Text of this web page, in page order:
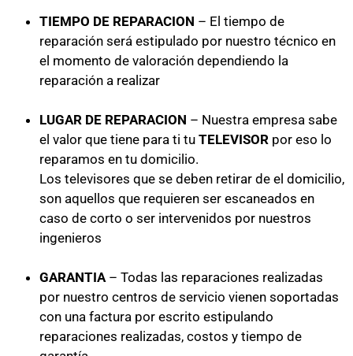
TIEMPO DE REPARACION – El tiempo de
reparación será estipulado por nuestro técnico en
el momento de valoración dependiendo la
reparación a realizar
LUGAR DE REPARACION – Nuestra empresa sabe
el valor que tiene para ti tu TELEVISOR por eso lo
reparamos en tu domicilio.
Los televisores que se deben retirar de el domicilio,
son aquellos que requieren ser escaneados en
caso de corto o ser intervenidos por nuestros
ingenieros
GARANTIA– Todas las reparaciones realizadas
por nuestro centros de servicio vienen soportadas
con una factura por escrito estipulando
reparaciones realizadas, costos y tiempo de